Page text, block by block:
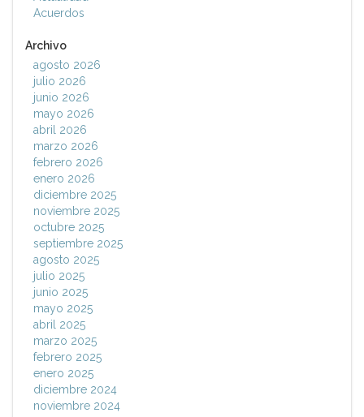
Acuerdos
Archivo
agosto 2026
julio 2026
junio 2026
mayo 2026
abril 2026
marzo 2026
febrero 2026
enero 2026
diciembre 2025
noviembre 2025
octubre 2025
septiembre 2025
agosto 2025
julio 2025
junio 2025
mayo 2025
abril 2025
marzo 2025
febrero 2025
enero 2025
diciembre 2024
noviembre 2024